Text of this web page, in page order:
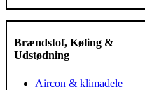
Brændstof, Køling &
Udstødning
Aircon & klimadele